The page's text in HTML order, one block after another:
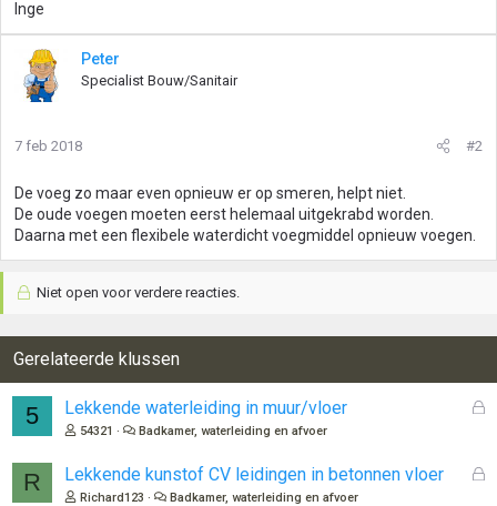
Inge
Peter
Specialist Bouw/Sanitair
7 feb 2018 #2
De voeg zo maar even opnieuw er op smeren, helpt niet.
De oude voegen moeten eerst helemaal uitgekrabd worden.
Daarna met een flexibele waterdicht voegmiddel opnieuw voegen.
Niet open voor verdere reacties.
Gerelateerde klussen
5
G
Lekkende waterleiding in muur/vloer
54321 Badkamer, waterleiding en afvoer
R
G
Lekkende kunstof CV leidingen in betonnen vloer
Richard123 Badkamer, waterleiding en afvoer